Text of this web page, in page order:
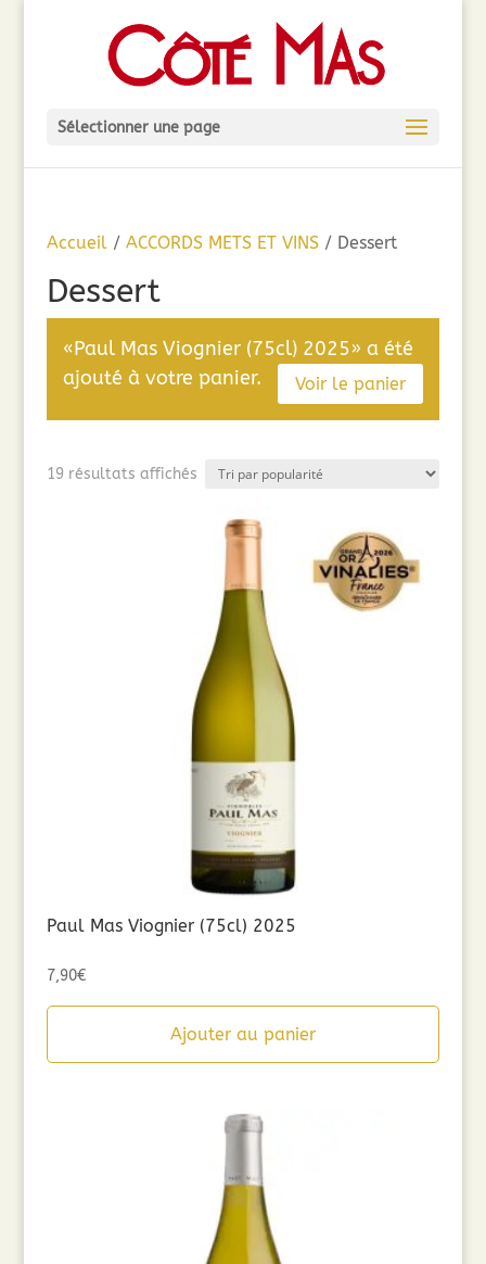
Sélectionner une page
Accueil/ ACCORDS METS ET VINS/ Dessert
Dessert
«Paul Mas Viognier (75cl) 2025» a été
ajouté à votre panier.
Voir le panier
19 résultats affichésTrié
popularité
Paul Mas Viognier (75cl) 2025
7,90€
Ajouter au panier